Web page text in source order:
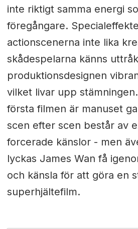
inte riktigt samma energi
föregångare.
actionscenerna inte lika
skådespelarna känns
produktionsdesignen
vilket livar upp
första filmen är manuset
scen efter scen består av
forcerade känslor - men
lyckas James Wan få
och känsla för att göra en
superhjältefilm.